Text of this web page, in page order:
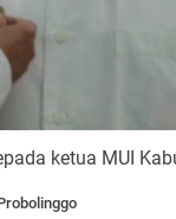
ketua MUI